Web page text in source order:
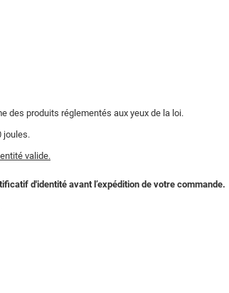
des produits réglementés aux yeux de la loi.
joules.
valide.
d'identité avant l’expédition de votre commande.